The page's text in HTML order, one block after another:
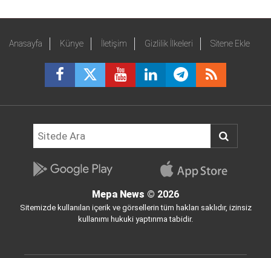
Anasayfa Künye İletişim Gizlilik İlkeleri Sitene Ekle
Mepa News © 2026
Sitemizde kullanılan içerik ve görsellerin tüm hakları saklıdır, izinsiz
kullanımı hukuki yaptırıma tabidir.